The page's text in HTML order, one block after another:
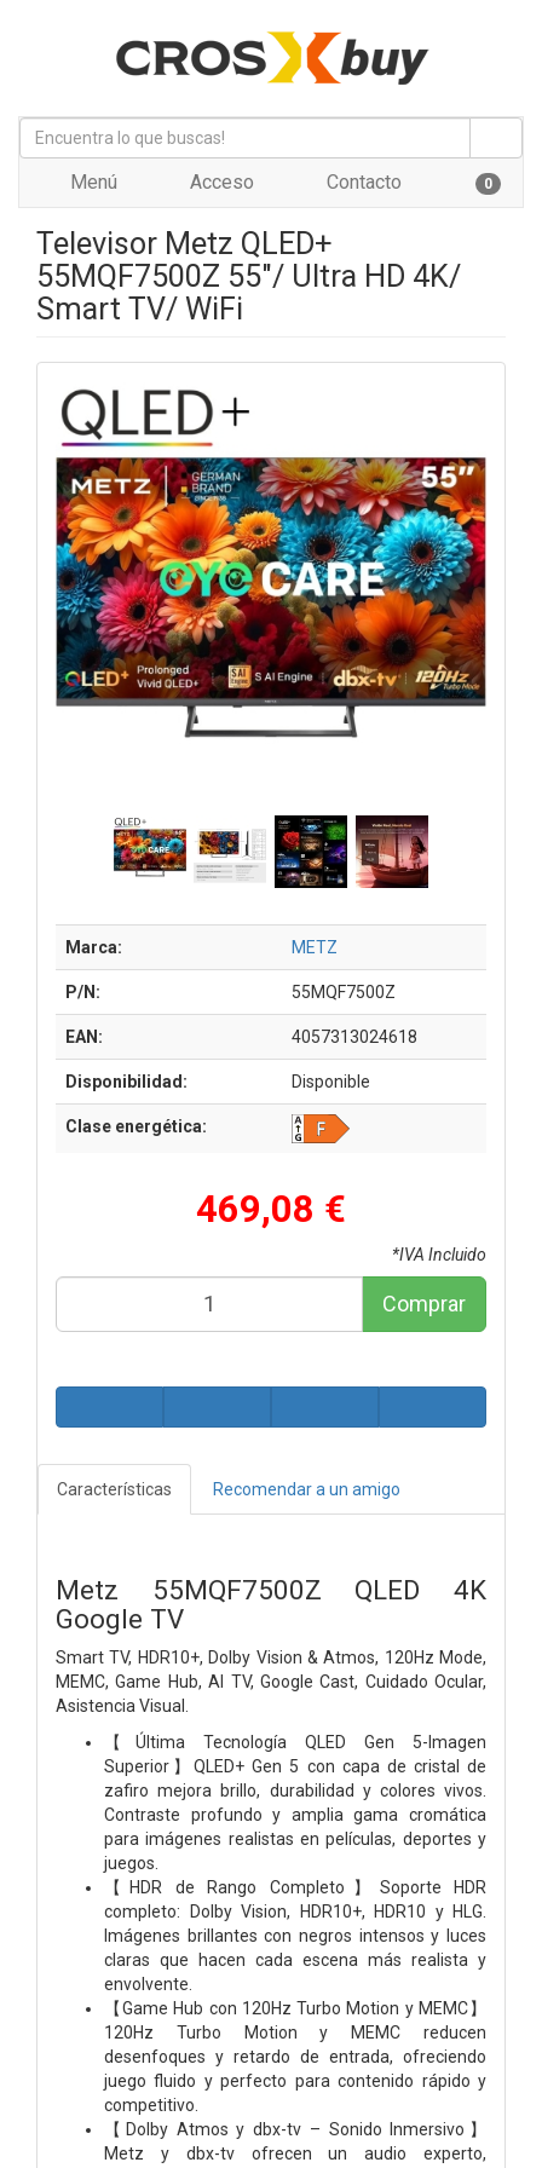
Menú Acceso Contacto 0
Televisor Metz QLED+
55MQF7500Z 55"/ Ultra HD 4K/
Smart TV/ WiFi
Marca: METZ
P/N: 55MQF7500Z
EAN: 4057313024618
Disponibilidad: Disponible
Clase energética:
469,08 €
*IVA Incluido
Comprar
Características Recomendar a un amigo
Metz 55MQF7500Z QLED 4K
Google TV
Smart TV, HDR10+, Dolby Vision & Atmos, 120Hz Mode,
MEMC, Game Hub, AI TV, Google Cast, Cuidado Ocular,
Asistencia Visual.
【Última Tecnología QLED Gen 5-Imagen
Superior】QLED+ Gen 5 con capa de cristal de
zafiro mejora brillo, durabilidad y colores vivos.
Contraste profundo y amplia gama cromática
para imágenes realistas en películas, deportes y
juegos.
【HDR de Rango Completo】Soporte HDR
completo: Dolby Vision, HDR10+, HDR10 y HLG.
Imágenes brillantes con negros intensos y luces
claras que hacen cada escena más realista y
envolvente.
【Game Hub con 120Hz Turbo Motion y MEMC】
120Hz Turbo Motion y MEMC reducen
desenfoques y retardo de entrada, ofreciendo
juego fluido y perfecto para contenido rápido y
competitivo.
【Dolby Atmos y dbx-tv – Sonido Inmersivo】
Metz y dbx-tv ofrecen un audio experto,